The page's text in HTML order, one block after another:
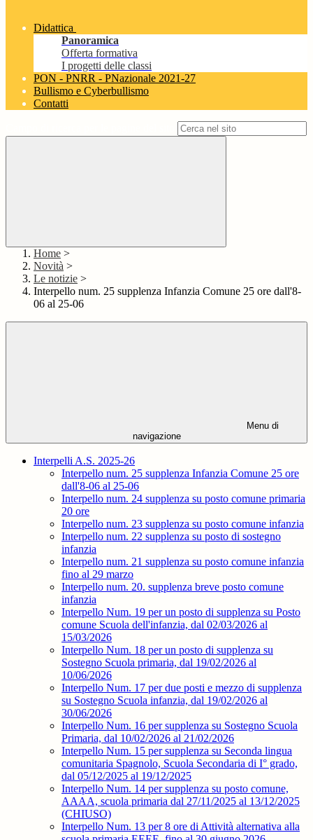
Didattica
Panoramica
Offerta formativa
I progetti delle classi
PON - PNRR - PNazionale 2021-27
Bullismo e Cyberbullismo
Contatti
Home >
Novità >
Le notizie >
Interpello num. 25 supplenza Infanzia Comune 25 ore dall'8-
06 al 25-06
Menu di
navigazione
Interpelli A.S. 2025-26
Interpello num. 25 supplenza Infanzia Comune 25 ore
dall'8-06 al 25-06
Interpello num. 24 supplenza su posto comune primaria
20 ore
Interpello num. 23 supplenza su posto comune infanzia
Interpello num. 22 supplenza su posto di sostegno
infanzia
Interpello num. 21 supplenza su posto comune infanzia
fino al 29 marzo
Interpello num. 20. supplenza breve posto comune
infanzia
Interpello Num. 19 per un posto di supplenza su Posto
comune Scuola dell'infanzia, dal 02/03/2026 al
15/03/2026
Interpello Num. 18 per un posto di supplenza su
Sostegno Scuola primaria, dal 19/02/2026 al
10/06/2026
Interpello Num. 17 per due posti e mezzo di supplenza
su Sostegno Scuola infanzia, dal 19/02/2026 al
30/06/2026
Interpello Num. 16 per supplenza su Sostegno Scuola
Primaria, dal 10/02/2026 al 21/02/2026
Interpello Num. 15 per supplenza su Seconda lingua
comunitaria Spagnolo, Scuola Secondaria di I° grado,
dal 05/12/2025 al 19/12/2025
Interpello Num. 14 per supplenza su posto comune,
AAAA, scuola primaria dal 27/11/2025 al 13/12/2025
(CHIUSO)
Interpello Num. 13 per 8 ore di Attività alternativa alla